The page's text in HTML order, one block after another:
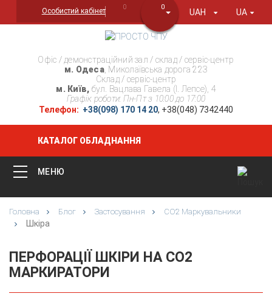
Особистий кабінет
0 0
UAH UA
Офіс / демонстраційний зал / склад / сервіс-центр
м. Одеса, Миколаївська дорога 223
Склад / сервіс-центр
м. Київ, бул. Вацлава Гавела (І. Лепсе), 4
Графік роботи: Пн-Пт з 10:00 до 17:00
Телефон: +38(098) 170 14 20, +38(048) 7342440
КАТАЛОГ ОБЛАДНАННЯ
МЕНЮ
Головна Блог Застосування СО2 Маркувальники
Шкіра
ПЕРФОРАЦІЇ ШКІРИ НА СО2
МАРКИРАТОРИ